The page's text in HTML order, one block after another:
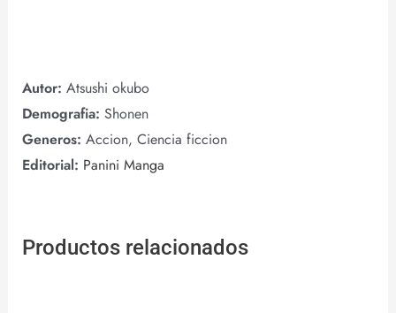
Autor: Atsushi okubo
Demografia: Shonen
Generos: Accion, Ciencia ficcion
Editorial: Panini Manga
Productos relacionados